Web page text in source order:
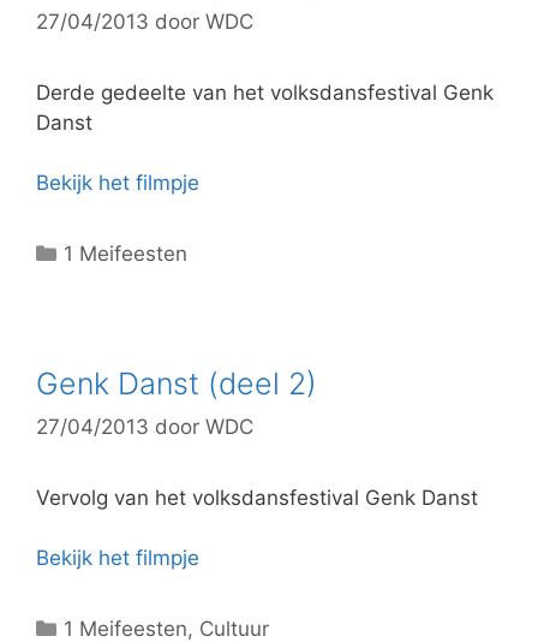
r
e
ë
27/04/2013 door WDC
Derde gedeelte van het volksdansfestival Genk
Danst
Bekijk het filmpje
C
g
r
e
n
1 Meifeesten
Genk Danst (deel 2)
27/04/2013 door WDC
Vervolg van het volksdansfestival Genk Danst
Bekijk het filmpje
C
1 Meifeesten, Cultuur